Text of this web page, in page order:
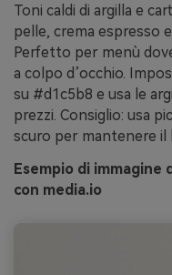
Toni caldi di argilla e
pelle, crema espresso
Perfetto per menù
a colpo d’occhio.
su #d1c5b8 e usa le
prezzi. Consiglio: usa
scuro per mantenere
Esempio di immagine
con media.io